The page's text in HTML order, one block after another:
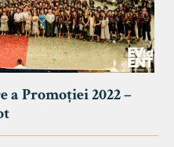
Promoției 2022 –